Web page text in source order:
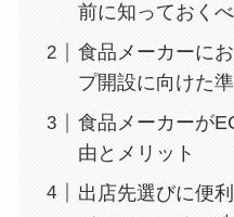
前に知っておく
食品メーカーに
プ開設に向けた
食品メーカーが
由とメリット
出店先選びに便